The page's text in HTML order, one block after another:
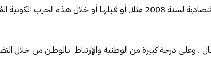
هــذه هي حالة مغاربة العالـم في جميع الأزمات… ســواء إبان الأزمة الاقتصادية لسنة 2008 مثلا٬
فمغاربة العالـم برهنوا في أكثر من تمريـن و إختبـار على حـس وطني عـال ٬ وعلى درجة كبيرة من الوطنية والإرتباط